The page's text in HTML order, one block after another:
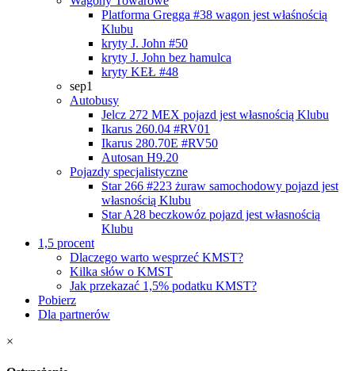
Platforma Gregga #38 wagon jest właśnością
Klubu
kryty J. John #50
kryty J. John bez hamulca
kryty KEŁ #48
sep1
Autobusy
Jelcz 272 MEX pojazd jest własnością Klubu
Ikarus 260.04 #RV01
Ikarus 280.70E #RV50
Autosan H9.20
Pojazdy specjalistyczne
Star 266 #223 żuraw samochodowy pojazd jest
własnością Klubu
Star A28 beczkowóz pojazd jest własnością
Klubu
1,5 procent
Dlaczego warto wesprzeć KMST?
Kilka słów o KMST
Jak przekazać 1,5% podatku KMST?
Pobierz
Dla partnerów
×